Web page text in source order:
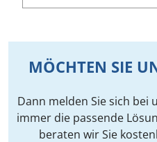
MÖCHTEN SIE
Dann melden Sie sich bei
immer die passende
beraten wir Sie